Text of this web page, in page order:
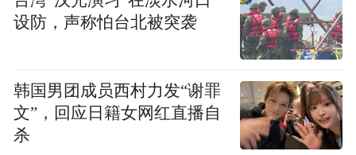
然之美历久弥新。
铸文化之魂 让“天下绝”活在文明交融的底蕴
里
设防，声称怕台北被突袭
韩国男团成员西村力发“谢罪
文”，回应日籍女网红直播自
杀